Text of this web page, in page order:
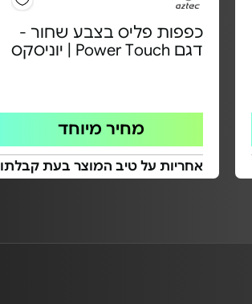
כפפות פליס בצבע שחור -
דגם Power Touch | יוניסקס
מחיר מיוחד
אחריות על טיב המוצר בעת קבלתו